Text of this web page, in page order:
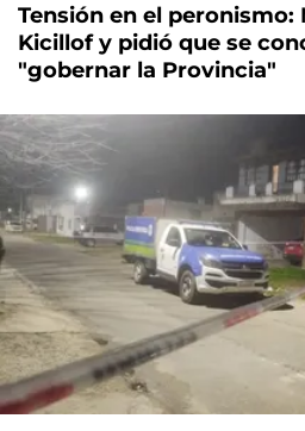
Tensión en el
Kicillof y pidió que se
"gobernar la Provincia"